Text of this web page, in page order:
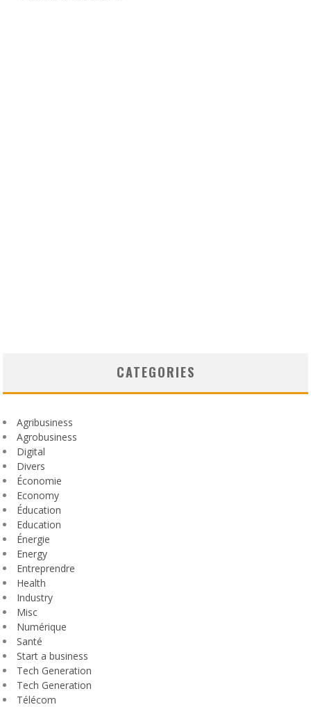
CATEGORIES
Agribusiness
Agrobusiness
Digital
Divers
Économie
Economy
Éducation
Education
Énergie
Energy
Entreprendre
Health
Industry
Misc
Numérique
Santé
Start a business
Tech Generation
Tech Generation
Télécom